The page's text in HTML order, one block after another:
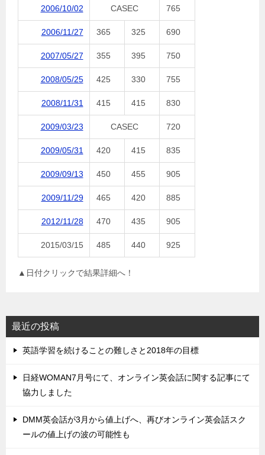
2006/10/02 CASEC 765
2006/11/27 365 325 690
2007/05/27 355 395 750
2008/05/25 425 330 755
2008/11/31 415 415 830
2009/03/23 CASEC 720
2009/05/31 420 415 835
2009/09/13 450 455 905
2009/11/29 465 420 885
2012/11/28 470 435 905
2015/03/15 485 440 925
▲日付クリックで結果詳細へ！
最近の投稿
英語学習を続けることの難しさと2018年の目標
日経WOMAN7月号にて、オンライン英会話に関する記事にて
協力しました
DMM英会話が3月から値上げへ、再びオンライン英会話スク
ールの値上げの波の可能性も